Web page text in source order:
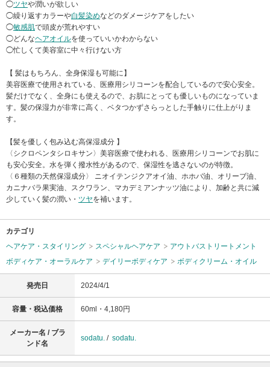
◯ツヤや潤いが欲しい
◯繰り返すカラーや白髪染めなどのダメージケアをしたい
◯敏感肌で頭皮が荒れやすい
◯どんなヘアオイルを使っていいかわからない
◯忙しくて美容室に中々行けない方
【 髪はもちろん、全身保湿も可能に】
美容医療で使用されている、医療用シリコーンを配合しているので安心安全。
髪だけでなく、全身にも使えるので、お肌にとっても優しいものになっていま
す。髪の保湿力が非常に高く、ベタつかずさらっとした手触りに仕上がりま
す。
【髪を優しく包み込む高保湿成分 】
〈シクロペンタシロキサン〉美容医療で使われる、医療用シリコーンでお肌に
も安心安全。水を弾く撥水性があるので、保湿性を逃さないのが特徴。
〈６種類の天然保湿成分〉 ニオイテンジクアオイ油、ホホバ油、オリーブ油、
カニナバラ果実油、スクワラン、マカデミアンナッツ油により、加齢と共に減
少していく髪の潤い・ ツヤを補います。
カテゴリ
ヘアケア・スタイリング
スペシャルヘアケア
アウトバストリートメント
ボディケア・オーラルケア
デイリーボディケア ボディクリーム・オイル
発売日 2024/4/1
容量・税込価格 60ml・4,180円
メーカー名 / ブラ
ンド名
sodatu. / sodatu.